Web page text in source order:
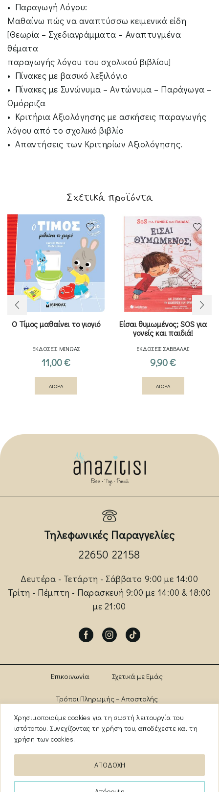
Χρησιμοποιούμε cookies για τη σωστή λειτουργία του
ιστότοπου. Συνεχίζοντας τη χρήση του, αποδέχεστε και τη
χρήση των cookies.
ΑΠΟΔΟΧΗ
• Παραγωγή Λόγου:
Μαθαίνω πώς να αναπτύσσω κειμενικά είδη
[Θεωρία – Σχεδιαγράμματα – Αναπτυγμένα
θέματα
παραγωγής λόγου του σχολικού βιβλίου]
• Πίνακες με βασικό λεξιλόγιο
• Πίνακες με Συνώνυμα – Αντώνυμα – Παράγωγα –
Ομόρριζα
• Κριτήρια Αξιολόγησης με ασκήσεις παραγωγής
λόγου από το σχολικό βιβλίο
• Απαντήσεις των Κριτηρίων Αξιολόγησης.
Σχετικά προϊόντα
Ο Τίμος μαθαίνει το γιογιό
ΕΚΔΟΣΕΙΣ ΜΙΝΩΑΣ
11,00€
ΑΓΟΡΑ
Είσαι θυμωμένος; SOS για
γονείς και παιδιά!
ΕΚΔΟΣΕΙΣ ΣΑΒΒΑΛΑΣ
9,90€
ΑΓΟΡΑ
Τηλεφωνικές Παραγγελίες
22650 22158
Δευτέρα - Τετάρτη - Σάββατο 9:00 με 14:00
Τρίτη - Πέμπτη - Παρασκευή 9:00 με 14:00 & 18:00
με 21:00
FacebookInstagram
Tik-
Επικοινωνία Σχετικά με Εμάς
Τρόποι Πληρωμής – Αποστολής
Πολιτική Αλλαγών – Επιστροφών Brands
Όροι Χρήσης
ΑΡ. ΓΕΜΗ: 13841956000